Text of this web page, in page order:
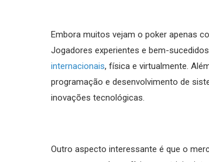
Embora muitos vejam o poker apenas
Jogadores experientes e bem-
internacionais, física e virtualmente.
programação e desenvolvimento de
inovações tecnológicas.
Outro aspecto interessante é que o